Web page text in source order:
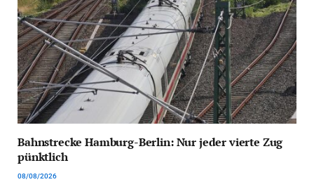
Bahnstrecke Hamburg-Berlin: Nur jeder vierte Zug
pünktlich
08/08/2026